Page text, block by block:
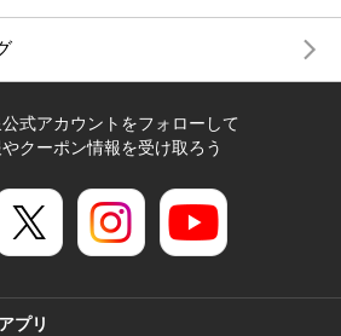
式アカウントをフォローして
クーポン情報を受け取ろう
プリ